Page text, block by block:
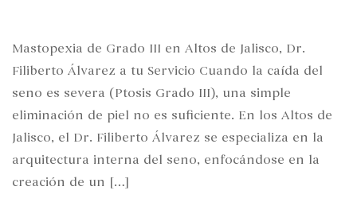
Mastopexia de Grado III en Altos de Jalisco, Dr.
Filiberto Álvarez a tu Servicio Cuando la caída del
seno es severa (Ptosis Grado III), una simple
eliminación de piel no es suficiente. En los Altos de
Jalisco, el Dr. Filiberto Álvarez se especializa en la
arquitectura interna del seno, enfocándose en la
creación de un […]